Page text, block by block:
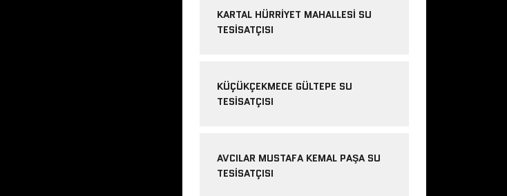
KARTAL HÜRRIYET MAHALLESI SU
TESISATÇISI
KÜÇÜKÇEKMECE GÜLTEPE SU
TESISATÇISI
AVCILAR MUSTAFA KEMAL PAŞA SU
TESISATÇISI